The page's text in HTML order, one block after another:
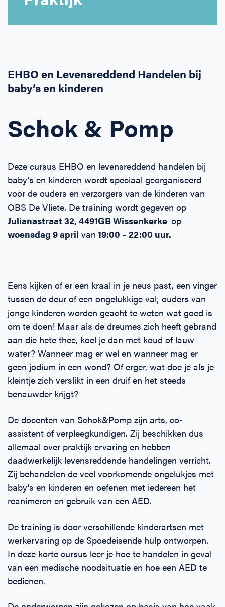
BHV voor Primair Onderwijs
EHBO voor Sportclubs
Levensreddend handelen voor iedereen
Zakelijk veelgestelde vragen
Direct boeken
Incompany offerte
Inloggen
EHBO en Levensreddend Handelen bij
baby’s en kinderen
Schok & Pomp
Deze cursus EHBO en levensreddend handelen bij
baby’s en kinderen wordt speciaal georganiseerd
voor de ouders en verzorgers van de kinderen van
OBS De Vliete. De training wordt gegeven op
Julianastraat 32, 4491GB Wissenkerke op
woensdag 9 april van 19:00 – 22:00 uur.
Eens kijken of er een kraal in je neus past, een vinger
tussen de deur of een ongelukkige val; ouders van
jonge kinderen worden geacht te weten wat goed is
om te doen! Maar als de dreumes zich heeft gebrand
aan die hete thee, koel je dan met koud of lauw
water? Wanneer mag er wel en wanneer mag er
geen jodium in een wond? Of erger, wat doe je als je
kleintje zich verslikt in een druif en het steeds
benauwder krijgt?
De docenten van Schok&Pomp zijn arts, co-
assistent of verpleegkundigen. Zij beschikken dus
allemaal over praktijk ervaring en hebben
daadwerkelijk levensreddende handelingen verricht.
Zij behandelen de veel voorkomende ongelukjes met
baby’s en kinderen en oefenen met iedereen het
reanimeren en gebruik van een AED.
De training is door verschillende kinderartsen met
werkervaring op de Spoedeisende hulp ontworpen.
In deze korte cursus leer je hoe te handelen in geval
van een medische noodsituatie en hoe een AED te
bedienen.